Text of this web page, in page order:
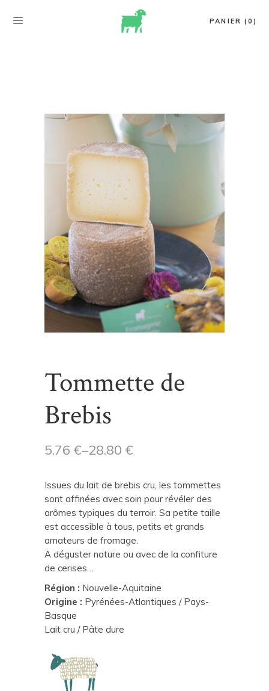
PANIER (0)
Tommette de
Brebis
5.76 €–28.80 €
Issues du lait de brebis cru, les tommettes
sont affinées avec soin pour révéler des
arômes typiques du terroir. Sa petite taille
est accessible à tous, petits et grands
amateurs de fromage.
A déguster nature ou avec de la confiture
de cerises…
Région : Nouvelle-Aquitaine
Origine : Pyrénées-Atlantiques / Pays-
Basque
Lait cru / Pâte dure